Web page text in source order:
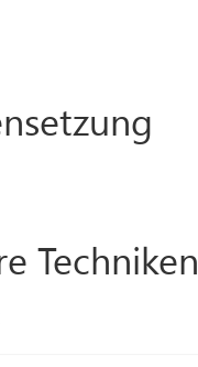
Techniken